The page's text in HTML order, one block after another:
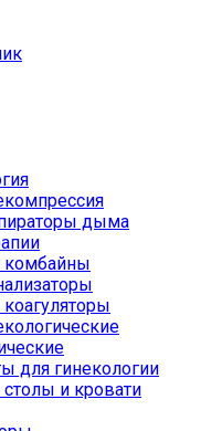
дыма
комбайны
для гинекологии
столы и кровати